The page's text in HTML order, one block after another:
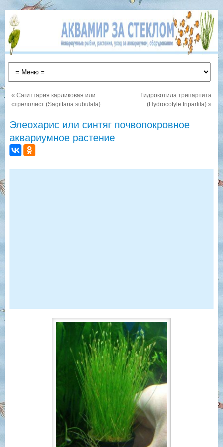
« Сагиттария карликовая или
стрелолист (Sagittaria subulata)
Гидрокотила трипартита
(Hydrocotyle tripartita)»
Элеохарис или синтяг почвопокровное
аквариумное растение